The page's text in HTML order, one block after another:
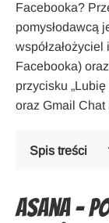
Facebooka?
pomysłodawcą
Facebooka)
przycisku
oraz Gmail Chat
Spis treści
Asana –